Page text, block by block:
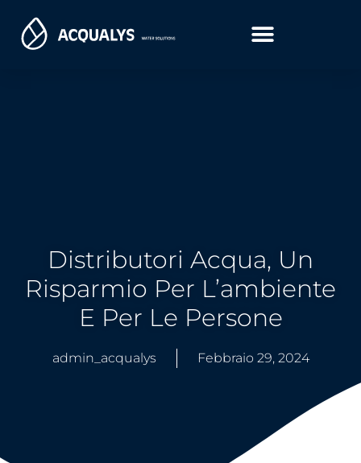
Distributori Acqua, Un
Risparmio Per L’ambiente
E Per Le Persone
admin_acqualys Febbraio 29, 2024